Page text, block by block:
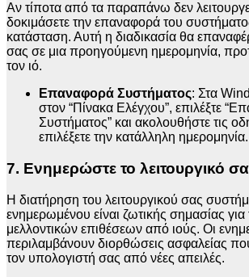
Αν τίποτα από τα παραπάνω δεν
δοκιμάσετε την επαναφορά του
κατάσταση. Αυτή η διαδικασία θα
σας σε μια προηγούμενη ημερομηνία,
τον ιό.
Επαναφορά Συστήματος: Στα
στον “Πίνακα Ελέγχου”, επιλέξτε
Συστήματος” και ακολουθήστε τις
επιλέξετε την κατάλληλη ημερομηνία.
7. Ενημερώστε το λειτουργικό
Η διατήρηση του λειτουργικού σας
ενημερωμένου είναι ζωτικής σημασίας
μελλοντικών επιθέσεων από ιούς. Οι
περιλαμβάνουν διορθώσεις ασφαλείας
τον υπολογιστή σας από νέες απειλές.